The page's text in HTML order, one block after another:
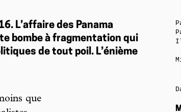
L’affaire des Panama
bombe à fragmentation qui
de tout poil. L’énième
que